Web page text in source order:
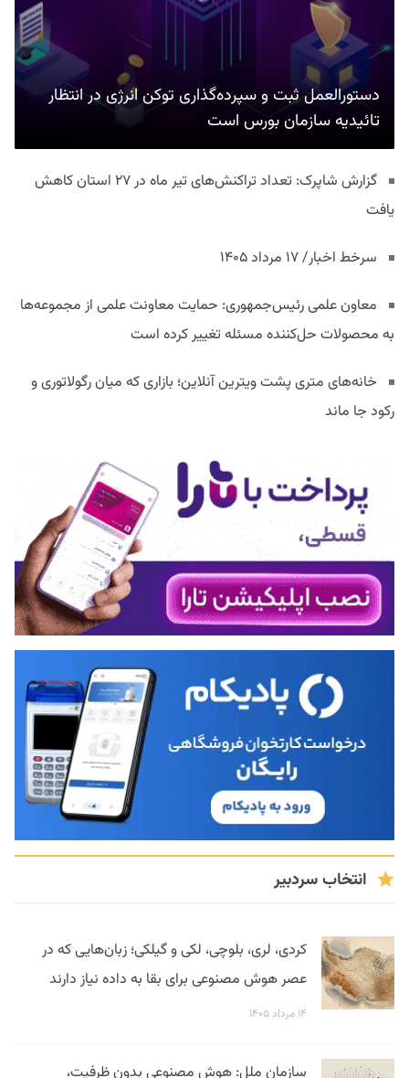
دستورالعمل ثبت و سپرده‌گذاری توکن انرژی در انتظار
تائیدیه سازمان بورس است
گزارش شاپرک: تعداد تراکنش‌های تیر ماه در ۲۷ استان‌ کاهش
یافت
سرخط اخبار/ ۱۷ مرداد ۱۴۰۵
معاون علمی رئیس‌جمهوری: حمایت معاونت علمی از مجموعه‌ها
به محصولات حل‌کننده مسئله تغییر کرده است
خانه‌های متری پشت ویترین آنلاین؛ بازاری که میان رگولاتوری و
رکود جا ماند
انتخاب سردبیر
کردی، لری، بلوچی، لکی و گیلکی؛ زبان‌هایی که در
عصر هوش مصنوعی برای بقا به داده نیاز دارند
۱۴ مرداد ۱۴۰۵
سازمان ملل: هوش مصنوعی بدون ظرفیت،